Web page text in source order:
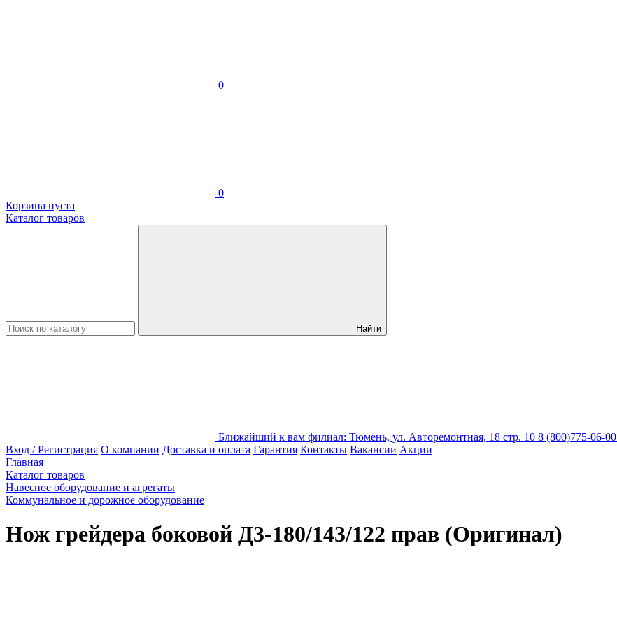
0
0
Корзина пуста
Каталог товаров
Найти
Ближайший к вам филиал: Тюмень, ул. Авторемонтная, 18 стр. 10 8 (800)775-06-00
Вход / Регистрация О компании Доставка и оплата Гарантия Контакты Вакансии Акции
Главная
Каталог товаров
Навесное оборудование и агрегаты
Коммунальное и дорожное оборудование
Нож грейдера боковой Д3-180/143/122 прав (Оригинал)